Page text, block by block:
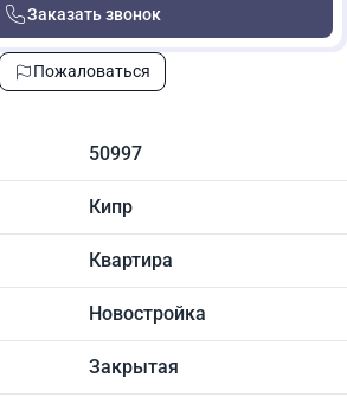
Заказать звонок
Пожаловаться
50997
Кипр
Квартира
Новостройка
Закрытая